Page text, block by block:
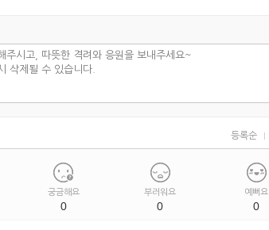
등록순
궁금해요
0
부러워요
0
예뻐요
0